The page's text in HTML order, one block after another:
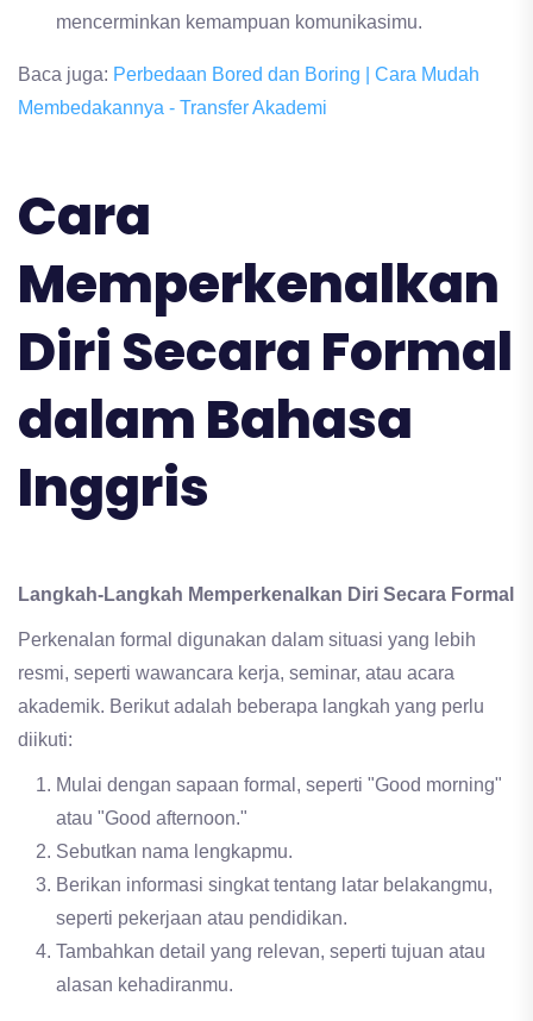
mencerminkan kemampuan komunikasimu.
Baca juga: Perbedaan Bored dan Boring | Cara Mudah
Membedakannya - Transfer Akademi
Cara
Memperkenalkan
Diri Secara Formal
dalam Bahasa
Inggris
Langkah-Langkah Memperkenalkan Diri Secara Formal
Perkenalan formal digunakan dalam situasi yang lebih
resmi, seperti wawancara kerja, seminar, atau acara
akademik. Berikut adalah beberapa langkah yang perlu
diikuti:
Mulai dengan sapaan formal, seperti "Good morning"
atau "Good afternoon."
Sebutkan nama lengkapmu.
Berikan informasi singkat tentang latar belakangmu,
seperti pekerjaan atau pendidikan.
Tambahkan detail yang relevan, seperti tujuan atau
alasan kehadiranmu.